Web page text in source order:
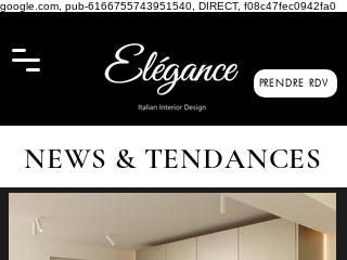
google.com, pub-6166755743951540, DIRECT, f08c47fec0942fa0
PRENDRE RDV
NEWS & TENDANCES